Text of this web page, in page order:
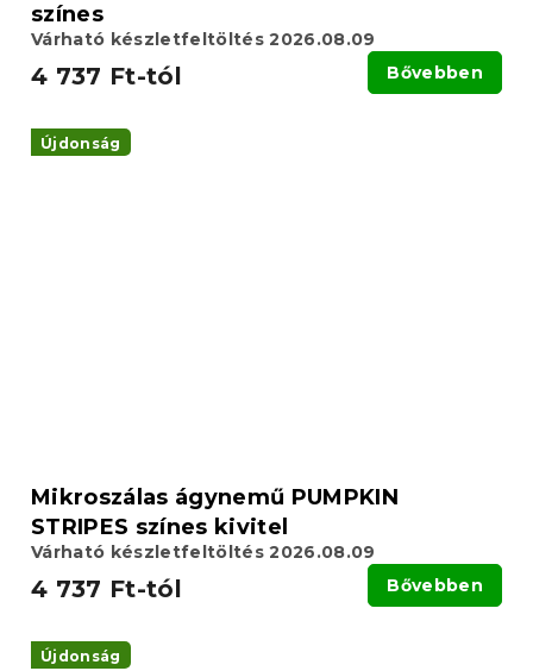
színes
Várható készletfeltöltés 2026.08.09
4 737 Ft-tól Bővebben
Újdonság
Mikroszálas ágynemű PUMPKIN
STRIPES színes kivitel
Várható készletfeltöltés 2026.08.09
4 737 Ft-tól Bővebben
Újdonság